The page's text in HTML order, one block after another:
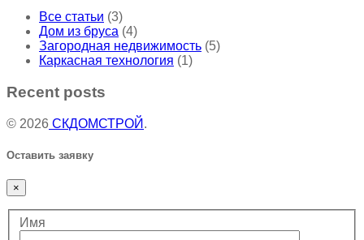
Все статьи (3)
Дом из бруса (4)
Загородная недвижимость (5)
Каркасная технология (1)
Recent posts
© 2026 СКДОМСТРОЙ .
Оставить заявку
×
Имя